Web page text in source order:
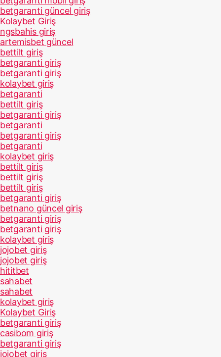
betgaranti güncel giriş
Kolaybet Giriş
ngsbahis giriş
artemisbet güncel
bettilt giriş
betgaranti giriş
betgaranti giriş
kolaybet giriş
betgaranti
bettilt giriş
betgaranti giriş
betgaranti
betgaranti giriş
betgaranti
kolaybet giriş
bettilt giriş
bettilt giriş
bettilt giriş
betgaranti giriş
betnano güncel giriş
betgaranti giriş
betgaranti giriş
kolaybet giriş
jojobet giriş
jojobet giriş
hititbet
sahabet
sahabet
kolaybet giriş
Kolaybet Giriş
betgaranti giriş
casibom giriş
betgaranti giriş
jojobet giriş